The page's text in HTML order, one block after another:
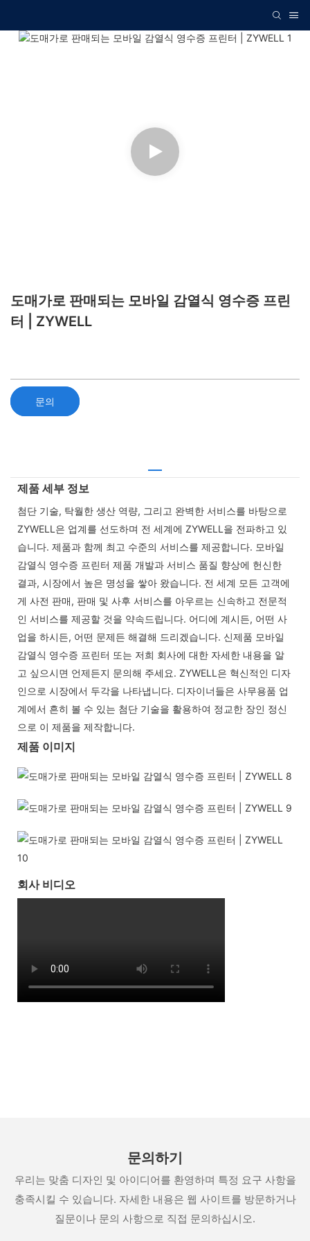
도매가로 판매되는 모바일 감열식 영수증 프린
터 | ZYWELL
문의
제품 세부 정보
첨단 기술, 탁월한 생산 역량, 그리고 완벽한 서비스를 바탕으로
ZYWELL은 업계를 선도하며 전 세계에 ZYWELL을 전파하고 있
습니다. 제품과 함께 최고 수준의 서비스를 제공합니다. 모바일
감열식 영수증 프린터 제품 개발과 서비스 품질 향상에 헌신한
결과, 시장에서 높은 명성을 쌓아 왔습니다. 전 세계 모든 고객에
게 사전 판매, 판매 및 사후 서비스를 아우르는 신속하고 전문적
인 서비스를 제공할 것을 약속드립니다. 어디에 계시든, 어떤 사
업을 하시든, 어떤 문제든 해결해 드리겠습니다. 신제품 모바일
감열식 영수증 프린터 또는 저희 회사에 대한 자세한 내용을 알
고 싶으시면 언제든지 문의해 주세요. ZYWELL은 혁신적인 디자
인으로 시장에서 두각을 나타냅니다. 디자이너들은 사무용품 업
계에서 흔히 볼 수 있는 첨단 기술을 활용하여 정교한 장인 정신
으로 이 제품을 제작합니다.
제품 이미지
회사 비디오
문의하기
우리는 맞춤 디자인 및 아이디어를 환영하며 특정 요구 사항을
충족시킬 수 있습니다. 자세한 내용은 웹 사이트를 방문하거나
질문이나 문의 사항으로 직접 문의하십시오.